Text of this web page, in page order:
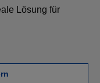
Lösung für